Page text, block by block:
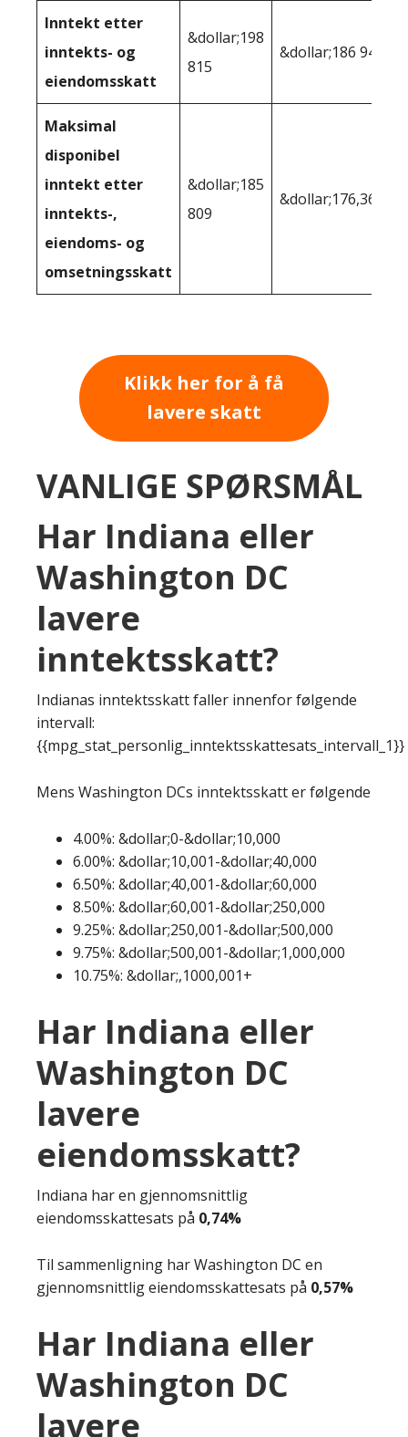
Inntekt etter
inntekts- og
eiendomsskatt
&dollar;198
815
&dollar;186 946
Maksimal
disponibel
inntekt etter
inntekts-,
eiendoms- og
omsetningsskatt
&dollar;185
809
&dollar;176,364
Klikk her for å få
lavere skatt
VANLIGE SPØRSMÅL
Har Indiana eller
Washington DC
lavere
inntektsskatt?
Indianas inntektsskatt faller innenfor følgende
intervall:
{{mpg_stat_personlig_inntektsskattesats_intervall_1}}
Mens Washington DCs inntektsskatt er følgende
4.00%: &dollar;0-&dollar;10,000
6.00%: &dollar;10,001-&dollar;40,000
6.50%: &dollar;40,001-&dollar;60,000
8.50%: &dollar;60,001-&dollar;250,000
9.25%: &dollar;250,001-&dollar;500,000
9.75%: &dollar;500,001-&dollar;1,000,000
10.75%: &dollar;,1000,001+
Har Indiana eller
Washington DC
lavere
eiendomsskatt?
Indiana har en gjennomsnittlig
eiendomsskattesats på 0,74%
Til sammenligning har Washington DC en
gjennomsnittlig eiendomsskattesats på 0,57%
Har Indiana eller
Washington DC
lavere